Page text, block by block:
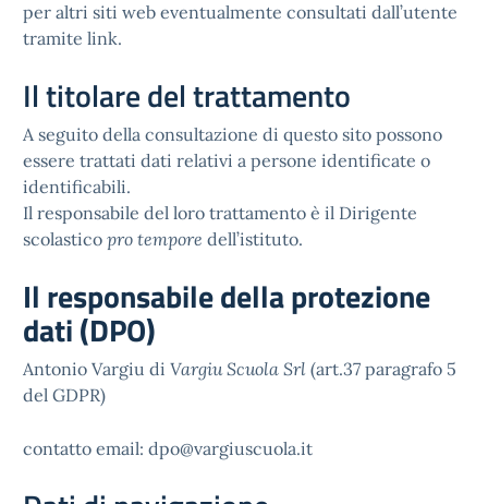
per altri siti web eventualmente consultati dall’utente
tramite link.
Il titolare del trattamento
A seguito della consultazione di questo sito possono
essere trattati dati relativi a persone identificate o
identificabili.
Il responsabile del loro trattamento è il Dirigente
scolastico pro tempore dell’istituto.
Il responsabile della protezione
dati (DPO)
Antonio Vargiu di Vargiu Scuola Srl (art.37 paragrafo 5
del GDPR)
contatto email: dpo@vargiuscuola.it